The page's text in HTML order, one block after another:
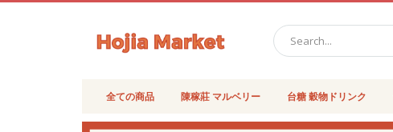
検
全ての商品 陳稼莊 マルベリー 台糖 穀物ドリンク